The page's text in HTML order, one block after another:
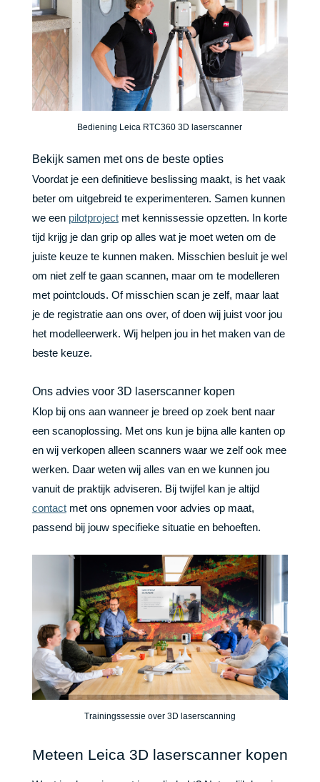
Bediening Leica RTC360 3D laserscanner
Bekijk samen met ons de beste opties
Voordat je een definitieve beslissing maakt, is het vaak
beter om uitgebreid te experimenteren. Samen kunnen
we een pilotprojectmet kennissessie opzetten. In korte
tijd krijg je dan grip op alles wat je moet weten om de
juiste keuze te kunnen maken. Misschien besluit je wel
om niet zelf te gaan scannen, maar om te modelleren
met pointclouds. Of misschien scan je zelf, maar laat
je de registratie aan ons over, of doen wij juist voor jou
het modelleerwerk. Wij helpen jou in het maken van de
beste keuze.
Ons advies voor 3D laserscanner kopen
Klop bij ons aan wanneer je breed op zoek bent naar
een scanoplossing. Met ons kun je bijna alle kanten op
en wij verkopen alleen scanners waar we zelf ook mee
werken. Daar weten wij alles van en we kunnen jou
vanuit de praktijk adviseren. Bij twijfel kan je altijd
contactmet ons opnemen voor advies op maat,
passend bij jouw specifieke situatie en behoeften.
Trainingssessie over 3D laserscanning
Meteen Leica 3D laserscanner kopen